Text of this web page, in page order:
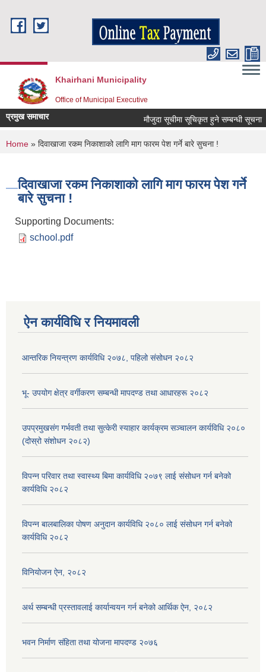
Khairhani Municipality
Office of Municipal Executive
प्रमुख समाचार मौजुदा सूचीमा सूचिकृत हुने सम्बन्धी सूचना ।
You are here
Home » दिवाखाजा रकम निकाशाको लागि माग फारम पेश गर्ने बारे सुचना !
दिवाखाजा रकम निकाशाको लागि माग फारम पेश गर्ने
बारे सुचना !
Supporting Documents:
school.pdf
ऐन कार्यविधि र नियमावली
आन्तरिक नियन्त्रण कार्यविधि २०७८, पहिलो संसोधन २०८२
भू- उपयोग क्षेत्र वर्गीकरण सम्बन्धी मापदण्ड तथा आधारहरू २०८२
उपप्रमुखसंग गर्भवती तथा सुत्केरी स्याहार कार्यक्रम सञ्चालन कार्यविधि २०८०
(दोस्रो संशोधन २०८२)
विपन्न परिवार तथा स्वास्थ्य बिमा कार्यविधि २०७९ लाई संसोधन गर्न बनेको
कार्यविधि २०८२
विपन्न बालबालिका पोषण अनुदान कार्यविधि २०८० लाई संसोधन गर्न बनेको
कार्यविधि २०८२
विनियोजन ऐन, २०८२
अर्थ सम्बन्धी प्रस्तावलाई कार्यान्वयन गर्न बनेको आर्थिक ऐन, २०८२
भवन निर्माण संहिता तथा योजना मापदण्ड २०७६